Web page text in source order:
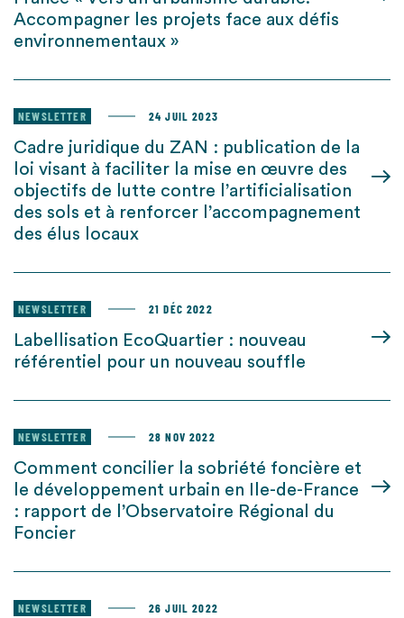
Accompagner les projets face aux défis
environnementaux »
NEWSLETTER 24 JUIL 2023
Cadre juridique du ZAN : publication de la
loi visant à faciliter la mise en œuvre des
objectifs de lutte contre l’artificialisation
des sols et à renforcer l’accompagnement
des élus locaux
NEWSLETTER 21 DÉC 2022
Labellisation EcoQuartier : nouveau
référentiel pour un nouveau souffle
NEWSLETTER 28 NOV 2022
Comment concilier la sobriété foncière et
le développement urbain en Ile-de-France
: rapport de l’Observatoire Régional du
Foncier
NEWSLETTER 26 JUIL 2022